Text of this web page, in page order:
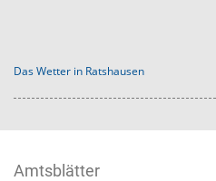
Das Wetter in Ratshausen
Amtsblätter